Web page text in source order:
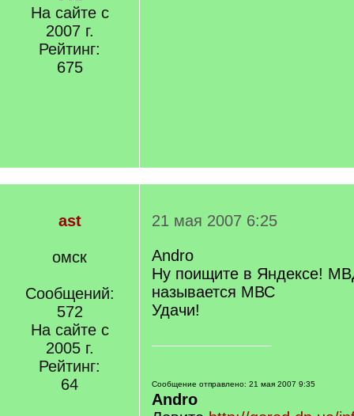
На сайте с
2007 г.
Рейтинг:
675
ast
омск
Сообщений:
572
На сайте с
2005 г.
Рейтинг:
64
21 мая 2007 6:25
Andro
Ну поищите в Яндексе!
называется МВС
Удачи!
Сообщение отправлено: 21 мая 2007 9:35
Andro